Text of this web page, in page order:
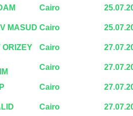
Cairo
MASUD Cairo
ORIZEY Cairo
Cairo
Cairo
Cairo